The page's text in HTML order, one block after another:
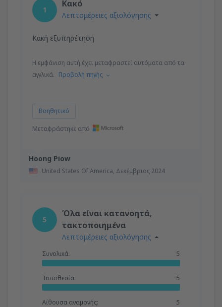
Hoong Piow
United States Of America, Δεκέμβριος 2024
1
Κακό
Λεπτομέρειες αξιολόγησης
Κακή εξυπηρέτηση
Η εμφάνιση αυτή έχει μεταφραστεί αυτόματα από τα
αγγλικά. Προβολή πηγής
Βοηθητικό
Μεταφράστηκε από
5
Όλα είναι κατανοητά,
τακτοποιημένα
Λεπτομέρειες αξιολόγησης
Συνολικά: 5
Τοποθεσία: 5
Αίθουσα αναμονής: 5